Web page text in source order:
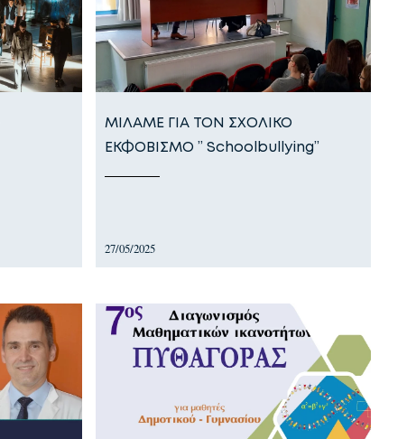
ΜΙΛΑΜΕ ΓΙΑ ΤΟΝ ΣΧΟΛΙΚΟ
ΕΚΦΟΒΙΣΜΟ ” Schoolbullying”
27/05/2025